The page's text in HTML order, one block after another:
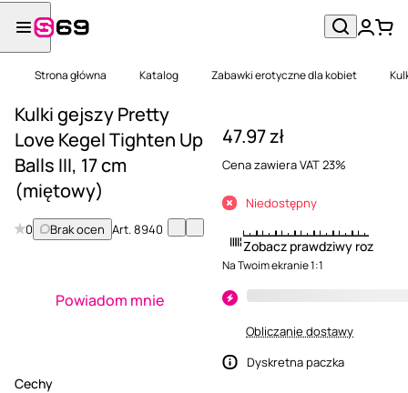
Strona główna Katalog Zabawki erotyczne dla kobiet
Kulki gejszy Pretty
Love Kegel Tighten Up
Balls III, 17 cm
(miętowy)
0 Brak ocen Art.8940
Powiadom mnie
Cechy
47.97 zł
Cena zawiera VAT 23%
Niedostępny
Zobacz prawdziwy rozmiar
Na Twoim ekranie 1:1
Obliczanie dostawy
Dyskretna paczka